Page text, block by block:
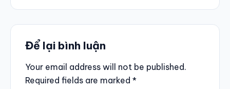
Để lại bình luận
Your email address will not be published.
Required fields are marked *